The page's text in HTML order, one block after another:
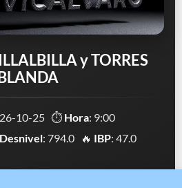
y TORRES
10-25 ⏱️ Hora: 9:00
Desnivel: 794.0 🔥 IBP: 47.0